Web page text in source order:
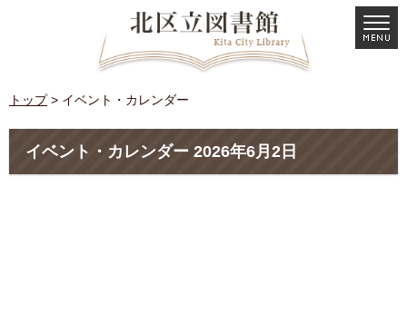
トップ> イベント・カレンダー
イベント・カレンダー 2026年6月2日